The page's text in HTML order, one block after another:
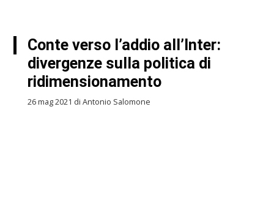
Conte verso l’addio all’Inter:
divergenze sulla politica di
ridimensionamento
26 mag 2021 di Antonio Salomone